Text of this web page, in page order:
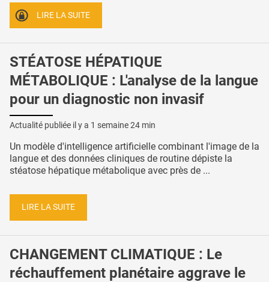
LIRE LA SUITE
STÉATOSE HÉPATIQUE
MÉTABOLIQUE : L'analyse de la langue
pour un diagnostic non invasif
Actualité publiée il y a 1 semaine 24 min
Un modèle d'intelligence artificielle combinant l'image de la
langue et des données cliniques de routine dépiste la
stéatose hépatique métabolique avec près de ...
LIRE LA SUITE
CHANGEMENT CLIMATIQUE : Le
réchauffement planétaire aggrave le